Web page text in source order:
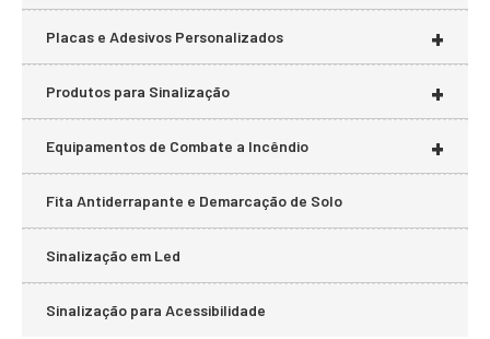
+
Placas e Adesivos Personalizados
+
Produtos para Sinalização
+
Equipamentos de Combate a Incêndio
Fita Antiderrapante e Demarcação de Solo
Sinalização em Led
Sinalização para Acessibilidade